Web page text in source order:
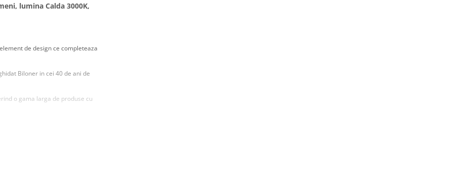
lumina Calda 3000K,
de design ce completeaza
Biloner in cei 40 de ani de
o gama larga de produse cu